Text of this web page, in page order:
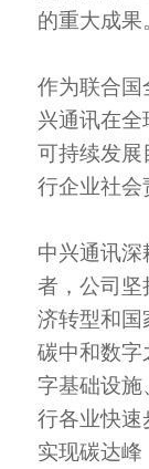
的重大成
作为联合国
兴通讯在
可持续发展
行企业社会
中兴通讯
者，公司坚
济转型和国
碳中和数字
字基础设施
行各业快
实现碳达峰